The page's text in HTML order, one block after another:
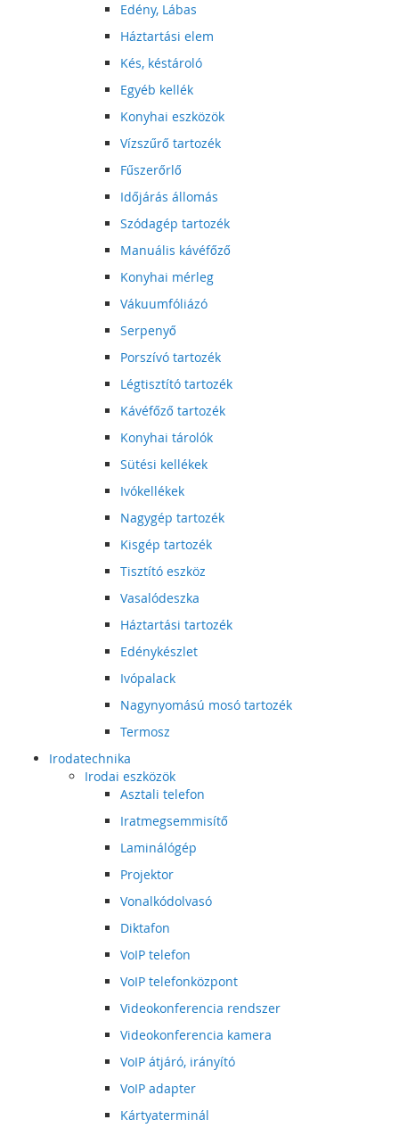
Edény, Lábas
Háztartási elem
Kés, késtároló
Egyéb kellék
Konyhai eszközök
Vízszűrő tartozék
Fűszerőrlő
Időjárás állomás
Szódagép tartozék
Manuális kávéfőző
Konyhai mérleg
Vákuumfóliázó
Serpenyő
Porszívó tartozék
Légtisztító tartozék
Kávéfőző tartozék
Konyhai tárolók
Sütési kellékek
Ivókellékek
Nagygép tartozék
Kisgép tartozék
Tisztító eszköz
Vasalódeszka
Háztartási tartozék
Edénykészlet
Ivópalack
Nagynyomású mosó tartozék
Termosz
Irodatechnika
Irodai eszközök
Asztali telefon
Iratmegsemmisítő
Laminálógép
Projektor
Vonalkódolvasó
Diktafon
VoIP telefon
VoIP telefonközpont
Videokonferencia rendszer
Videokonferencia kamera
VoIP átjáró, irányító
VoIP adapter
Kártyaterminál